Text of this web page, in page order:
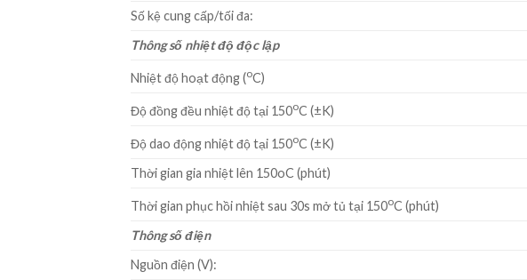
Số kệ cung cấp/tối đa:
Thông số nhiệt độ độc lập
Nhiệt độ hoạt động (oC)
Độ đồng đều nhiệt độ tại 150oC (±K)
Độ dao động nhiệt độ tại 150oC (±K)
Thời gian gia nhiệt lên 150oC (phút)
Thời gian phục hồi nhiệt sau 30s mở tủ tại 150oC (phút)
Thông số điện
Nguồn điện (V):